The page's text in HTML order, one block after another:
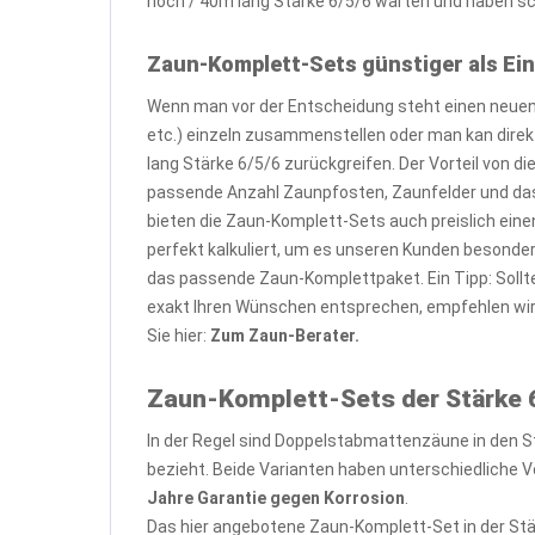
Zaun-Komplett-Sets günstiger als
Wenn man vor der Entscheidung steht einen
etc.) einzeln zusammenstellen oder man kan
lang Stärke 6/5/6 zurückgreifen. Der Vorteil von
passende Anzahl Zaunpfosten, Zaunfelder und
bieten die Zaun-Komplett-Sets auch preislich
perfekt kalkuliert, um es unseren Kunden
das passende Zaun-Komplettpaket. Ein Tipp:
exakt Ihren Wünschen entsprechen, empfehlen
Sie hier: Zum Zaun-Berater.
Zaun-Komplett-Sets der Stärke
In der Regel sind Doppelstabmattenzäune in
bezieht. Beide Varianten haben unterschiedliche
Jahre Garantie gegen Korrosion
Das hier angebotene Zaun-Komplett-Set in der